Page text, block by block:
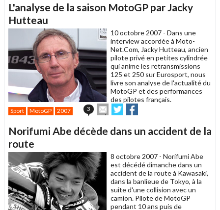
à
L'analyse de la saison MotoGP par Jacky
Hutteau
10 octobre 2007 - Dans une
interview accordée à Moto-
Net.Com, Jacky Hutteau, ancien
pilote privé en petites cylindrée
qui anime les retransmissions
125 et 250 sur Eurosport, nous
livre son analyse de l'actualité du
MotoGP et des performances
des pilotes français.
Sport MotoGP 2007 3
Envoyer
cet
à
Partager
sur sur
Norifumi Abe décède dans un accident de la
route
8 octobre 2007 - Norifumi Abe
est décédé dimanche dans un
accident de la route à Kawasaki,
dans la banlieue de Tokyo, à la
suite d'une collision avec un
camion. Pilote de MotoGP
pendant 10 ans puis de